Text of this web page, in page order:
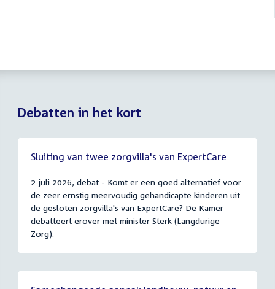
Debatten in het kort
Sluiting van twee zorgvilla's van ExpertCare
2 juli 2026, debat - Komt er een goed alternatief voor
de zeer ernstig meervoudig gehandicapte kinderen uit
de gesloten zorgvilla's van ExpertCare? De Kamer
debatteert erover met minister Sterk (Langdurige
Zorg).